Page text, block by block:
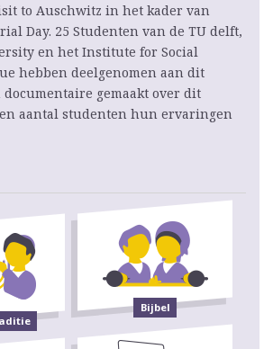
to Auschwitz in het kader van
Day. 25 Studenten van de TU delft,
en het Institute for Social
hebben deelgenomen aan dit
documentaire gemaakt over dit
aantal studenten hun ervaringen
Bijbel